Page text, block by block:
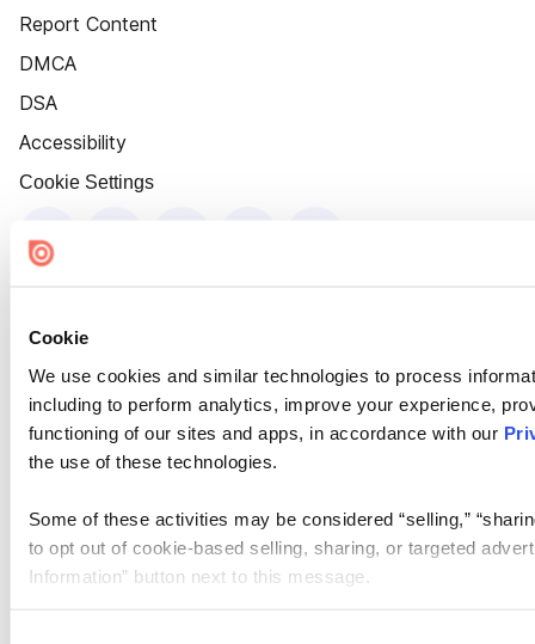
Cookie
We use cookies and similar technologies to process
including to perform analytics, improve your experience,
functioning of our sites and apps, in accordance with our
the use of these technologies.
Some of these activities may be considered “selling,”
to opt out of cookie-based selling, sharing, or targeted
Information” button next to this message.
Report Content
DMCA
DSA
Accessibility
Cookie Settings